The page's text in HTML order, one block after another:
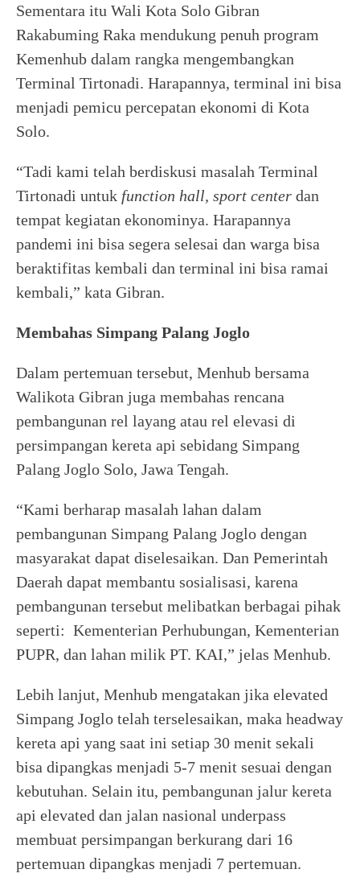
Sementara itu Wali Kota Solo Gibran
Rakabuming Raka mendukung penuh program
Kemenhub dalam rangka mengembangkan
Terminal Tirtonadi. Harapannya, terminal ini bisa
menjadi pemicu percepatan ekonomi di Kota
Solo.
“Tadi kami telah berdiskusi masalah Terminal
Tirtonadi untuk function hall, sport center dan
tempat kegiatan ekonominya. Harapannya
pandemi ini bisa segera selesai dan warga bisa
beraktifitas kembali dan terminal ini bisa ramai
kembali,” kata Gibran.
Membahas Simpang Palang Joglo
Dalam pertemuan tersebut, Menhub bersama
Walikota Gibran juga membahas rencana
pembangunan rel layang atau rel elevasi di
persimpangan kereta api sebidang Simpang
Palang Joglo Solo, Jawa Tengah.
“Kami berharap masalah lahan dalam
pembangunan Simpang Palang Joglo dengan
masyarakat dapat diselesaikan. Dan Pemerintah
Daerah dapat membantu sosialisasi, karena
pembangunan tersebut melibatkan berbagai pihak
seperti: Kementerian Perhubungan, Kementerian
PUPR, dan lahan milik PT. KAI,” jelas Menhub.
Lebih lanjut, Menhub mengatakan jika elevated
Simpang Joglo telah terselesaikan, maka headway
kereta api yang saat ini setiap 30 menit sekali
bisa dipangkas menjadi 5-7 menit sesuai dengan
kebutuhan. Selain itu, pembangunan jalur kereta
api elevated dan jalan nasional underpass
membuat persimpangan berkurang dari 16
pertemuan dipangkas menjadi 7 pertemuan.